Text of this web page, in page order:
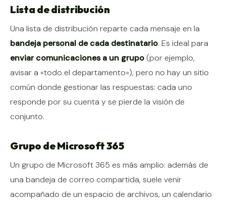
Lista de distribución
Una lista de distribución reparte cada mensaje en la
bandeja personal de cada destinatario. Es ideal para
enviar comunicaciones a un grupo(por ejemplo,
avisar a «todo el departamento»), pero no hay un sitio
común donde gestionar las respuestas: cada uno
responde por su cuenta y se pierde la visión de
conjunto.
Grupo de Microsoft 365
Un grupo de Microsoft 365 es más amplio: además de
una bandeja de correo compartida, suele venir
acompañado de un espacio de archivos, un calendario